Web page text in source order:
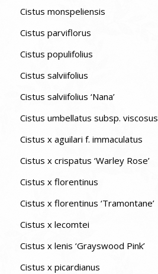
Cistus monspeliensis
Cistus parviflorus
Cistus populifolius
Cistus salviifolius
Cistus salviifolius ‘Nana’
Cistus umbellatus subsp. viscosus
Cistus x aguilari f. immaculatus
Cistus x crispatus ‘Warley Rose’
Cistus x florentinus
Cistus x florentinus ‘Tramontane’
Cistus x lecomtei
Cistus x lenis ‘Grayswood Pink’
Cistus x picardianus